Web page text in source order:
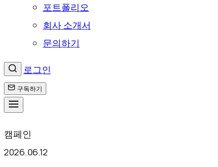
포트폴리오
회사 소개서
문의하기
로그인
구독하기
텐
츠
캠페인
2026.06.12